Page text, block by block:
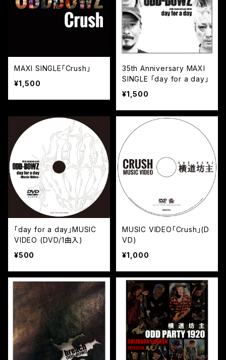
MAXI SINGLE「Crush」
¥1,500
35th Anniversary MAXI
SINGLE 「day for a day」
¥1,500
「day for a day」MUSIC
VIDEO (DVD/1曲入)
¥500
MUSIC VIDEO「Crush」(D
VD)
¥1,000